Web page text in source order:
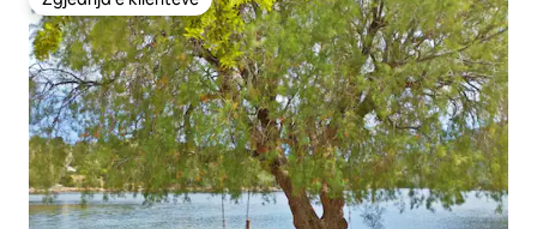
Zgjedhja e klientëve